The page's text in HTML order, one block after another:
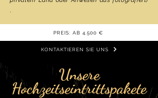
.
PREIS: AB 4.500 €
KONTAKTIEREN SIE UNS
Unsere
Hochzeitseintrittspakete